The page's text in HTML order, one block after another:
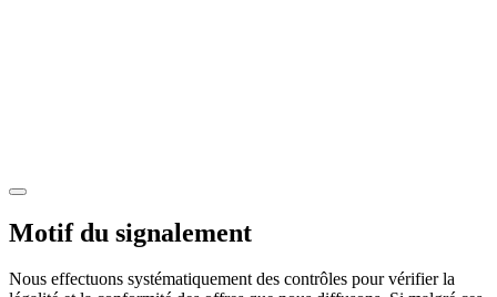
Motif du signalement
Nous effectuons systématiquement des contrôles pour vérifier la